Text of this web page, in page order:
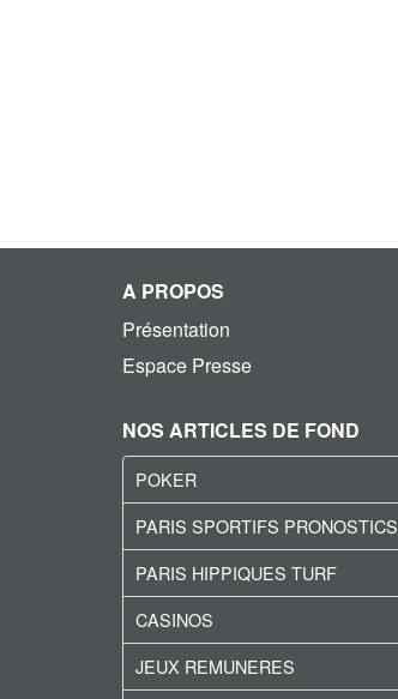
A PROPOS
Présentation
Espace Presse
NOS ARTICLES DE FOND
POKER
PARIS SPORTIFS PRONOSTICS
PARIS HIPPIQUES TURF
CASINOS
JEUX REMUNERES